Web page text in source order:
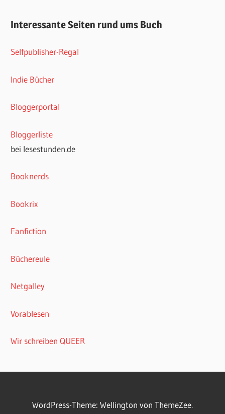
Interessante Seiten rund ums Buch
Selfpublisher-Regal
Indie Bücher
Bloggerportal
Bloggerliste
bei lesestunden.de
Booknerds
Bookrix
Fanfiction
Büchereule
Netgalley
Vorablesen
Wir schreiben QUEER
WordPress-Theme: Wellington von ThemeZee.